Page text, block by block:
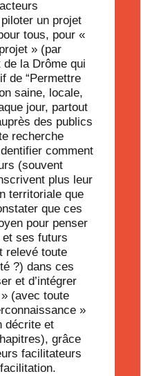
un projet
tous, pour «
» (par
la Drôme qui
de “ Permettre
saine, locale,
jour, partout
des publics
recherche
comment
(souvent
plus leur
territoriale que
que ces
pour penser
et ses futurs
relevé toute
?) dans ces
et d’intégrer
»(avec toute
»
décrite et
grâce
facilitateurs